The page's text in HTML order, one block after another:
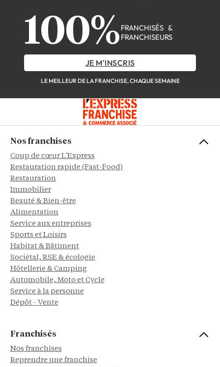
100% FRANCHISÉS &
FRANCHISEURS
JE M'INSCRIS
LE MEILLEUR DE LA FRANCHISE, CHAQUE SEMAINE
Nos franchises
Coup de cœur L'Express
Restauration rapide (Fast-Food)
Restauration
Immobilier
Beauté & Bien-être
Alimentation
Service aux entreprises
Sports et Loisirs
Habitat & Bâtiment
Sociétal, RSE & écologie
Hôtellerie & Camping
Automobile, Moto et Cycle
Service à la personne
Dépôt - Vente
Franchisés
Nos franchises
Reprendre une franchise